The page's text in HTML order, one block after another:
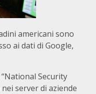
americani sono
ai dati di Google,
Security
server di aziende